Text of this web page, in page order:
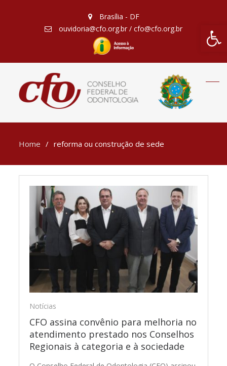
Barra
Brasília - DF
ouvidoria@cfo.org.br / cfo@cfo.org.br
Home reforma ou construção de sede
Notícias
CFO assina convênio para melhoria no
atendimento prestado nos Conselhos
Regionais à categoria e à sociedade